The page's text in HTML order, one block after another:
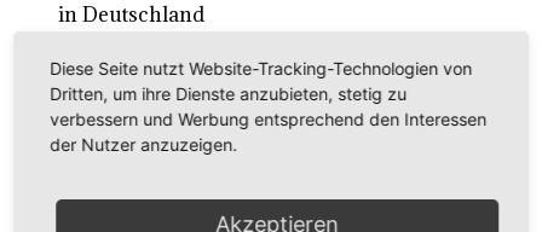
in Deutschland
Rebsorten international
externe Links
Tafeltraubensorten
Diese Seite nutzt Website-Tracking-Technologien von
Dritten, um ihre Dienste anzubieten, stetig zu
verbessern und Werbung entsprechend den Interessen
der Nutzer anzuzeigen.
Akzeptieren